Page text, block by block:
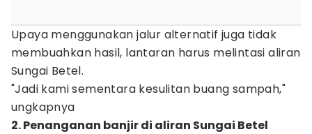
Upaya menggunakan jalur alternatif juga tidak
membuahkan hasil, lantaran harus melintasi aliran
Sungai Betel.
"Jadi kami sementara kesulitan buang sampah,"
ungkapnya
2. Penanganan banjir di aliran Sungai Betel